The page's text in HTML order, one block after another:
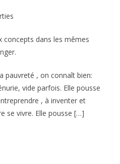
concepts dans les mêmes
pauvreté , on connaît bien:
vide parfois. Elle pousse
, à inventer et
se vivre. Elle pousse […]